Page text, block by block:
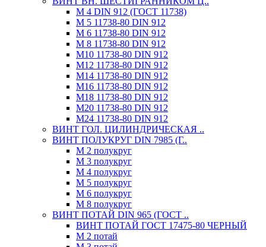
М 4 DIN 912 (ГОСТ 11738)
М 5 11738-80 DIN 912
М 6 11738-80 DIN 912
М 8 11738-80 DIN 912
М10 11738-80 DIN 912
М12 11738-80 DIN 912
М14 11738-80 DIN 912
М16 11738-80 DIN 912
М18 11738-80 DIN 912
М20 11738-80 DIN 912
М24 11738-80 DIN 912
ВИНТ ГОЛ. ЦИЛИНДРИЧЕСКАЯ ..
ВИНТ ПОЛУКРУГ DIN 7985 (Г..
М 2 полукруг
М 3 полукруг
М 4 полукруг
М 5 полукруг
М 6 полукруг
М 8 полукруг
ВИНТ ПОТАЙ DIN 965 (ГОСТ ..
ВИНТ ПОТАЙ ГОСТ 17475-80 ЧЕРНЫЙ
М 2 потай